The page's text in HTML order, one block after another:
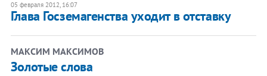
05 февраля 2012, 16:07
Глава Госземагенства уходит в отставку
МАКСИМ МАКСИМОВ
Золотые слова